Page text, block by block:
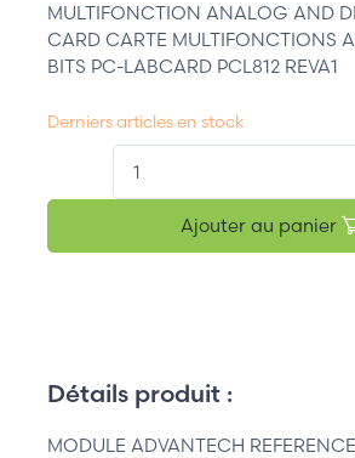
MULTIFONCTION ANALOG AND
CARD CARTE MULTIFONCTIONS
BITS PC-LABCARD PCL812 REVA1
Derniers articles en stock
Ajouter au panier
Détails produit :
MODULE ADVANTECH